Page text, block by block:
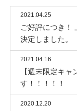
2021.04.25
ご好評につき！
決定しました。
2021.04.16
【週末限定キャ
す！！！！！
2020.12.20